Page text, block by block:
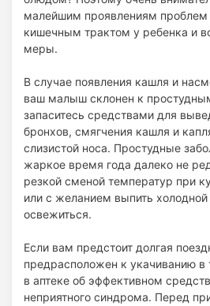
малейшим проявлениям
кишечным трактом у ребенка и
меры.
В случае появления кашля и
ваш малыш склонен к
запаситесь средствами для
бронхов, смягчения кашля и
слизистой носа. Простудные
жаркое время года далеко не
резкой сменой температур при
или с желанием выпить
освежиться.
Если вам предстоит долгая
предрасположен к укачиванию в
в аптеке об эффективном
неприятного синдрома. Перед